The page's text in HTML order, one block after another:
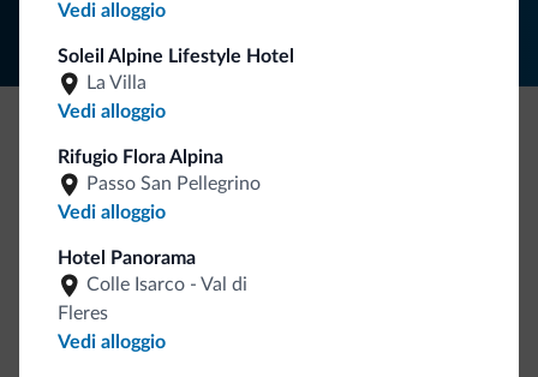
Vedi alloggio
Soleil Alpine Lifestyle Hotel
La Villa
Vedi alloggio
Rifugio Flora Alpina
Passo San Pellegrino
Vedi alloggio
Hotel Panorama
Colle Isarco - Val di
Fleres
Vedi alloggio
Be Original, scopri la nuova collezione
Ce l'avete chiesto in tanti. Ecco la nuova collezione firmata
Dolomiti.it!